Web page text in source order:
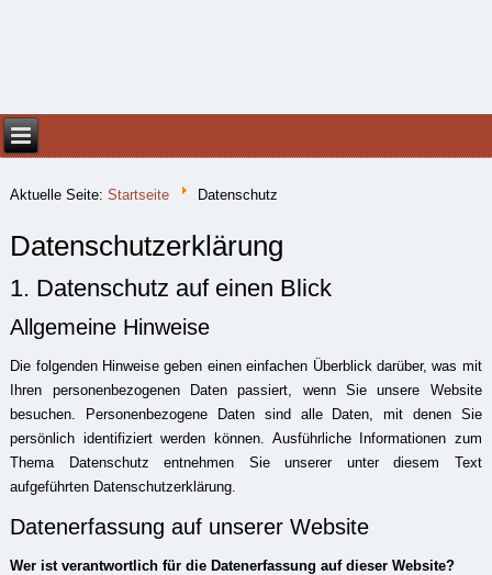
Aktuelle Seite:Startseite Datenschutz
Datenschutzerklärung
1. Datenschutz auf einen Blick
Allgemeine Hinweise
Die folgenden Hinweise geben einen einfachen Überblick darüber, was mit
Ihren personenbezogenen Daten passiert, wenn Sie unsere Website
besuchen. Personenbezogene Daten sind alle Daten, mit denen Sie
persönlich identifiziert werden können. Ausführliche Informationen zum
Thema Datenschutz entnehmen Sie unserer unter diesem Text
aufgeführten Datenschutzerklärung.
Datenerfassung auf unserer Website
Wer ist verantwortlich für die Datenerfassung auf dieser Website?